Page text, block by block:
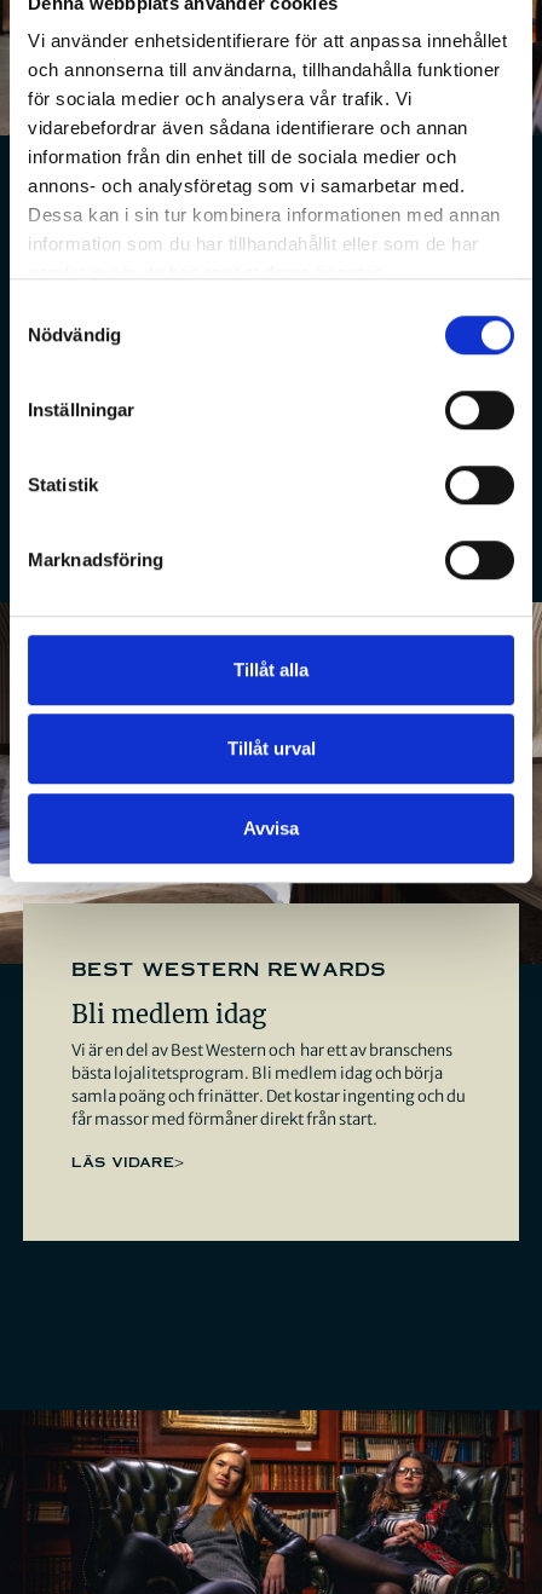
Vi använder enhetsidentifierare för att anpassa innehållet
och annonserna till användarna, tillhandahålla funktioner
för sociala medier och analysera vår trafik. Vi
vidarebefordrar även sådana identifierare och annan
information från din enhet till de sociala medier och
annons- och analysföretag som vi samarbetar med.
Dessa kan i sin tur kombinera informationen med annan
information som du har tillhandahållit eller som de har
Nödvändig
Inställningar
Statistik
Marknadsföring
Tillåt alla
Tillåt urval
Avvisa
en plats där alla får plats
Hur det är att jobba hos oss
Vi gillar olika och det märks bland alla oss som jobbar
här. Det är våra olikheter som gör att vi lyckas skapa en
besökare. Vill du veta mer om hur Strand Hotel är som
LÄS VIDARE >
best western rewards
Bli medlem idag
Vi är en del av Best Western och har ett av branschens
bästa lojalitetsprogram. Bli medlem idag och börja
samla poäng och frinätter. Det kostar ingenting och du
får massor med förmåner direkt från start.
LÄS VIDARE>